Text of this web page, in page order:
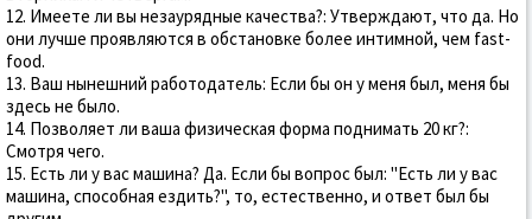
12. Имеете ли вы незаурядные качества?: Утверждают, что да. Hо
они лучше проявляются в обстановке более интимной, чем fast-
food.
13. Ваш нынешний работодатель: Если бы он у меня был, меня бы
здесь не было.
14. Позволяет ли ваша физическая форма поднимать 20 кг?:
Смотря чего.
15. Есть ли у вас машина? Да. Если бы вопрос был: "Есть ли у вас
машина, способная ездить?", то, естественно, и ответ был бы